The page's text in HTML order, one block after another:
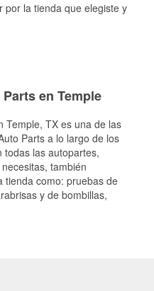
por la tienda que elegiste y
en Temple
Temple, TX es una de las
Parts a lo largo de los
todas las autopartes,
también
tienda como: pruebas de
y de bombillas,